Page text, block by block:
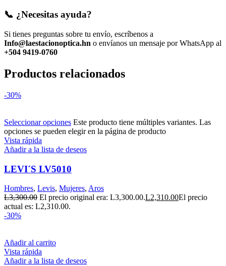
📞 ¿Necesitas ayuda?
Si tienes preguntas sobre tu envío, escríbenos a
Info@laestacionoptica.hn o envíanos un mensaje por WhatsApp al
+504 9419-0760
Productos relacionados
-30%
Seleccionar opciones Este producto tiene múltiples variantes. Las
opciones se pueden elegir en la página de producto
Vista rápida
Añadir a la lista de deseos
LEVI´S LV5010
Hombres, Levis, Mujeres, Aros
L3,300.00 El precio original era: L3,300.00.L2,310.00El precio
actual es: L2,310.00.
-30%
Añadir al carrito
Vista rápida
Añadir a la lista de deseos